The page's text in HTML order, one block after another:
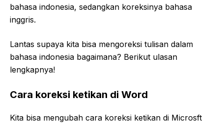
bahasa indonesia, sedangkan koreksinya bahasa
inggris.
Lantas supaya kita bisa mengoreksi tulisan dalam
bahasa indonesia bagaimana? Berikut ulasan
lengkapnya!
Cara koreksi ketikan di Word
Kita bisa mengubah cara koreksi ketikan di Microsft